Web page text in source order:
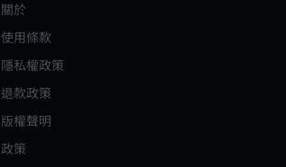
關於 VideoHunter
使用條款
隱私權政策
退款政策
版權聲明
Cookie 政策